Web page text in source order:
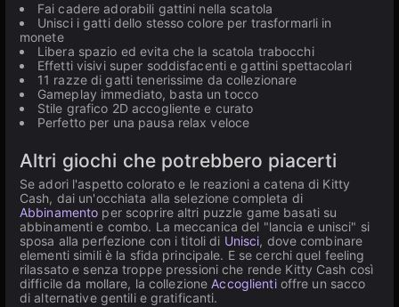
Fai cadere adorabili gattini nella scatola
Unisci i gatti dello stesso colore per trasformarli in
monete
Libera spazio ed evita che la scatola trabocchi
Effetti visivi super soddisfacenti e gattini spettacolari
11 razze di gatti tenerissime da collezionare
Gameplay immediato, basta un tocco
Stile grafico 2D accogliente e curato
Perfetto per una pausa relax veloce
Altri giochi che potrebbero piacerti
Se adori l'aspetto colorato e le reazioni a catena di Kitty
Cash, dai un'occhiata alla selezione completa di
Abbinamento per scoprire altri puzzle game basati su
abbinamenti e combo. La meccanica del "lancia e unisci" si
sposa alla perfezione con i titoli di Unisci, dove combinare
elementi simili è la sfida principale. E se cerchi quel feeling
rilassato e senza troppe pressioni che rende Kitty Cash così
difficile da mollare, la collezioneAccoglientioffre un sacco
di alternative gentili e gratificanti.